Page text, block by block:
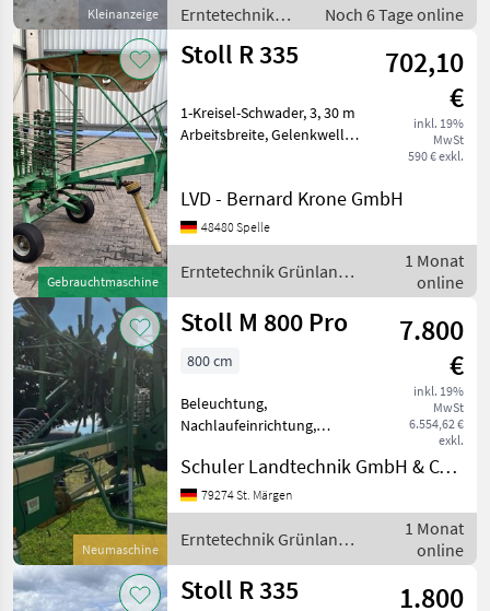
Kleinanzeige
Erntetechnik
Grünland /
Schwader
Noch 6 Tage online
Gebrauchtmaschine
Stoll R 335
702,10
€
inkl. 19%
MwSt
590 € exkl.
1-Kreisel-Schwader, 3, 30 m
Arbeitsbreite, Gelenkwelle
LVD - Bernard Krone GmbH
48480 Spelle
Erntetechnik Grünland
/ Stoll
1 Monat
online
Neumaschine
Stoll M 800 Pro
7.800
€
inkl. 19%
MwSt
6.554,62 €
exkl.
800 cm
Beleuchtung,
Nachlaufeinrichtung,
Mittelschwad, Lenkachse
Erntetechnik Grünland
Schwader
Schuler Landtechnik GmbH & CO KG
79274 St. Märgen
Erntetechnik Grünland
/ Stoll
1 Monat
online
Stoll R 335
1.800